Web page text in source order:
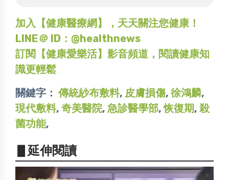
加入【健康醫療網】，天天關注您健康！
LINE＠ ID：@healthnews
訂閱【健康愛樂活】影音頻道，閱讀健康知
識更輕鬆
關鍵字：傳統紗布敷料, 皮膚損傷, 徐鴻麟,
現代敷料, 奇美醫院, 急診醫學部,恢復期, 殺
菌功能,
▋延伸閱讀